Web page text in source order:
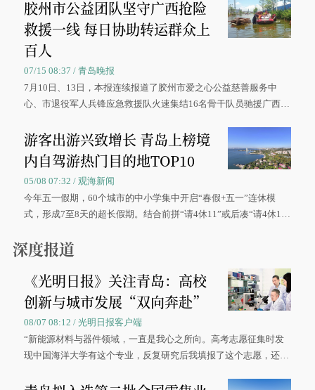
胶州市公益团队坚守广西抢险
救援一线 每日协助转运群众上
百人
07/15 08:37 / 青岛晚报
7月10日、13日，本报连续报道了胶州市爱之心公益慈善服务中
心、市退役军人兵锋应急救援队火速集结16名骨干队员驰援广西灾
游客出游兴致增长 青岛上榜境
内自驾游热门目的地TOP10
05/08 07:32 / 观海新闻
今年五一假期，60个城市的中小学集中开启“春假+五一”连休模
式，形成7至8天的超长假期。结合前拼“请4休11”或后凑“请4休1
深度报道
《光明日报》关注青岛：高校
创新与城市发展“双向奔赴”
08/07 08:12 / 光明日报客户端
“新能源材料与器件领域，一直是我心之所向。高考志愿征集时发
现中国海洋大学有这个专业，反复研究后我填报了这个志愿，还真
大学材料科学与工程学院材料类专业的录取通知书。